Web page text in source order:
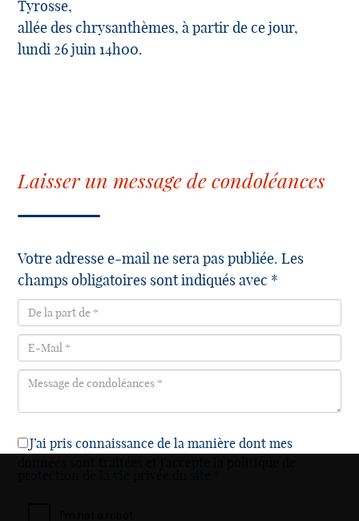
Tyrosse,
allée des chrysanthèmes, à partir de ce jour,
lundi 26 juin 14h00.
Laisser un message de condoléances
Votre adresse e-mail ne sera pas publiée. Les
champs obligatoires sont indiqués avec *
J’ai pris connaissance de la manière dont mes